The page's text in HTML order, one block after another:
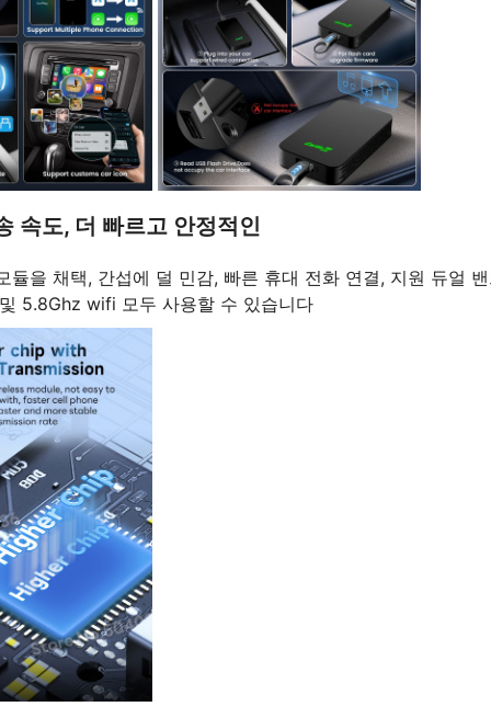
속도, 더 빠르고 안정적인
듈을 채택, 간섭에 덜 민감, 빠른 휴대 전화 연결, 지원 듀얼
5.8Ghz wifi 모두 사용할 수 있습니다